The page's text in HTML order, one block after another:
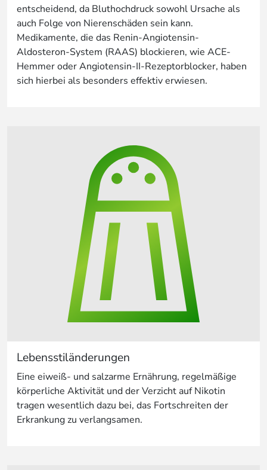
entscheidend, da Bluthochdruck sowohl Ursache als
auch Folge von Nierenschäden sein kann.
Medikamente, die das Renin-Angiotensin-
Aldosteron-System (RAAS) blockieren, wie ACE-
Hemmer oder Angiotensin-II-Rezeptorblocker, haben
sich hierbei als besonders effektiv erwiesen.
Lebensstiländerungen
Eine eiweiß- und salzarme Ernährung, regelmäßige
körperliche Aktivität und der Verzicht auf Nikotin
tragen wesentlich dazu bei, das Fortschreiten der
Erkrankung zu verlangsamen.